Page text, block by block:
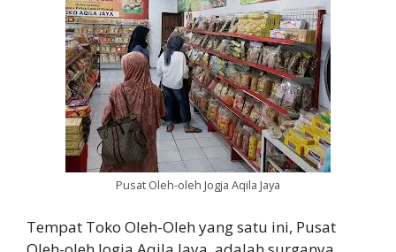
Pusat Oleh-oleh Jogja Aqila Jaya
Tempat Toko Oleh-Oleh yang satu ini, Pusat